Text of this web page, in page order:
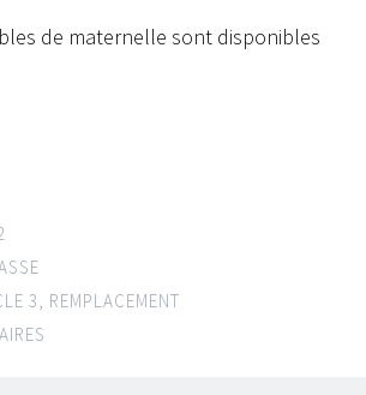
de maternelle sont disponibles
3, REMPLACEMENT